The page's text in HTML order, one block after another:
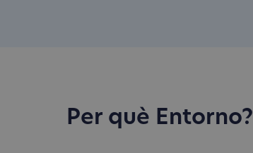
Per què Entorno?